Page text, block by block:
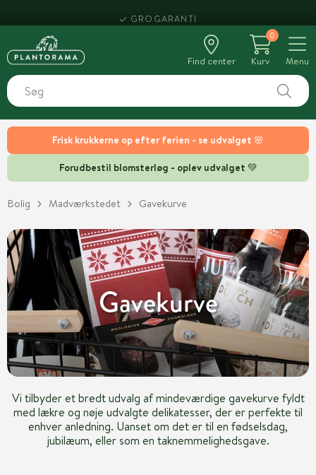
Frisk krukkerne op efter ferien - se udvalget 🌸
Forudbestil blomsterløg - oplev udvalget 💚
Find center
0
Kurv
Menu
Bolig Madværkstedet Gavekurve
Gavekurve
Vi tilbyder et bredt udvalg af mindeværdige gavekurve fyldt
med lækre og nøje udvalgte delikatesser, der er perfekte til
enhver anledning. Uanset om det er til en fødselsdag,
jubilæum, eller som en taknemmelighedsgave.